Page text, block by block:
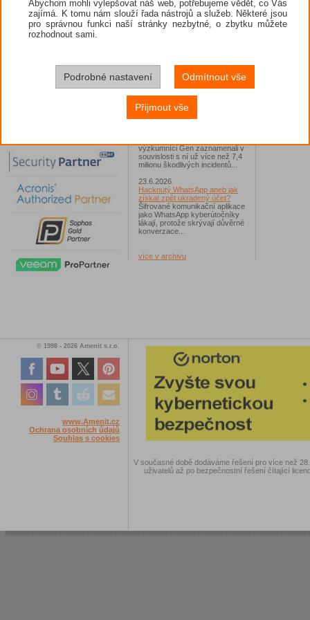
26.6.2026
ESET: S příchodem léta
zaplavují Česko falešné mobilní
Chase Home App či Candy
Race Launcher. Hlavním cílem
útočníků bylo v tomto případě
Polsko, následováno Českem a
Slovenskem...
24.6.2026
výzkumníci Gen zaznamenali v
souvislosti s ní už více než 7,4
milionu škodlivých incidentů...
23.6.2026
Hacknutý WhatsApp aneb jak
získat zpět ukradený účet?
Šifrované komunikační aplikace
jako WhatsApp kyberútočníky
lákají, protože skrývají důvěrné
konverzace...
více v archivu
© 1998 - 2026 Amenit s.r.o.
www.Amenit.cz
Ochrana osobních údajů
Souhlas s cookies
V současné době dodáváme řešení pro více než
uživatelů až po bezpečnostní řešení čítající
Abychom mohli vylepšovat náš web, potřebujeme vědět, co Vás
zajímá. K tomu nám slouží řada nástrojů a služeb. Některé jsou
pro správnou funkci naší stránky nezbytné, o zbytku můžete
rozhodnout sami.
Podrobné nastavení Odmítnout vše
Přijmout vše